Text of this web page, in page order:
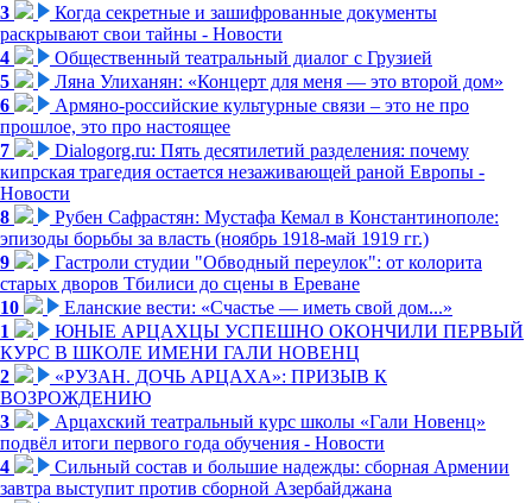
3
Когда секретные и зашифрованные документы
раскрывают свои тайны - Новости
4
Общественный театральный диалог с Грузией
5
Ляна Улиханян: «Концерт для меня — это второй дом»
6
Армяно-российские культурные связи – это не про
прошлое, это про настоящее
7
Dialogorg.ru: Пять десятилетий разделения: почему
кипрская трагедия остается незаживающей раной Европы -
Новости
8
Рубен Сафрастян: Мустафа Кемал в Константинополе:
эпизоды борьбы за власть (ноябрь 1918-май 1919 гг.)
9
Гастроли студии "Обводный переулок": от колорита
старых дворов Тбилиси до сцены в Ереване
10
Еланские вести: «Счастье — иметь свой дом...»
1
ЮНЫЕ АРЦАХЦЫ УСПЕШНО ОКОНЧИЛИ ПЕРВЫЙ
КУРС В ШКОЛЕ ИМЕНИ ГАЛИ НОВЕНЦ
2
«РУЗАН. ДОЧЬ АРЦАХА»: ПРИЗЫВ К
ВОЗРОЖДЕНИЮ
3
Арцахский театральный курс школы «Гали Новенц»
подвёл итоги первого года обучения - Новости
4
Сильный состав и большие надежды: сборная Армении
завтра выступит против сборной Азербайджана